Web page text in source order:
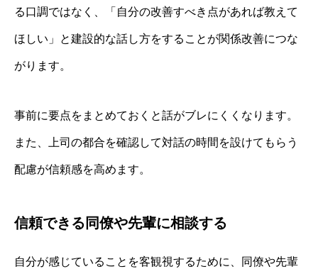
る口調ではなく、「自分の改善すべき点があれば教えて
ほしい」と建設的な話し方をすることが関係改善につな
がります。
事前に要点をまとめておくと話がブレにくくなります。
また、上司の都合を確認して対話の時間を設けてもらう
配慮が信頼感を高めます。
信頼できる同僚や先輩に相談する
自分が感じていることを客観視するために、同僚や先輩